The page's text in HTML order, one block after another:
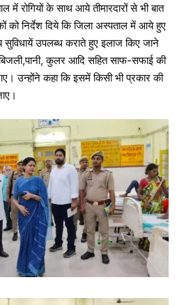
में रोगियों के साथ आये तीमारदारों से भी बात
को निर्देश दिये कि जिला अस्पताल में आये हुए
सुविधायें उपलब्ध कराते हुए इलाज किए जाने
कुलर आदि सहित साफ-सफाई की
उन्होंने कहा कि इसमें किसी भी प्रकार की